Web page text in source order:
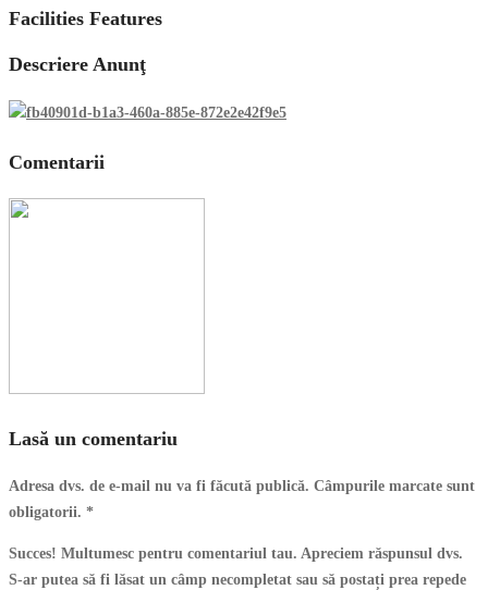
Facilities Features
Descriere Anunţ
Comentarii
Lasă un comentariu
Adresa dvs. de e-mail nu va fi făcută publică. Câmpurile marcate sunt
obligatorii. *
Succes! Multumesc pentru comentariul tau. Apreciem răspunsul dvs.
S-ar putea să fi lăsat un câmp necompletat sau să postați prea repede